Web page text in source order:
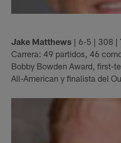
Jake Matthews | 6-5 | 308 |
Carrera: 49 partidos, 46
Bobby Bowden Award, first-
All-American y finalista del